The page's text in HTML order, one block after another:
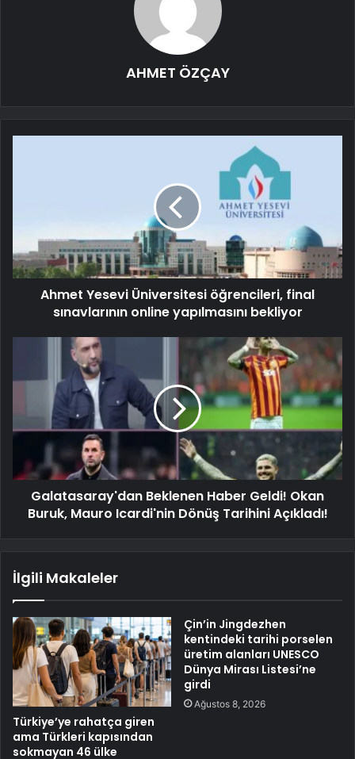
AHMET ÖZÇAY
Ahmet Yesevi Üniversitesi öğrencileri, final
sınavlarının online yapılmasını bekliyor
Galatasaray'dan Beklenen Haber Geldi! Okan
Buruk, Mauro Icardi'nin Dönüş Tarihini Açıkladı!
İlgili Makaleler
Türkiye’ye rahatça giren
ama Türkleri kapısından
sokmayan 46 ülke
Çin’in Jingdezhen
kentindeki tarihi porselen
üretim alanları UNESCO
Dünya Mirası Listesi’ne
girdi
Ağustos 8, 2026